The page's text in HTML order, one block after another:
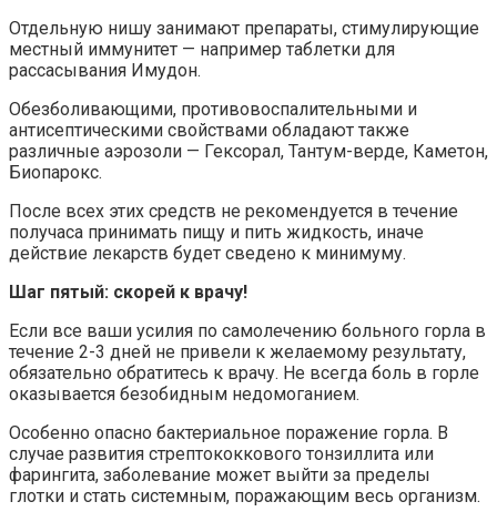
Отдельную нишу занимают препараты, стимулирующие
местный иммунитет — например таблетки для
рассасывания Имудон.
Обезболивающими, противовоспалительными и
антисептическими свойствами обладают также
различные аэрозоли — Гексорал, Тантум-верде, Каметон,
Биопарокс.
После всех этих средств не рекомендуется в течение
получаса принимать пищу и пить жидкость, иначе
действие лекарств будет сведено к минимуму.
Шаг пятый: скорей к врачу!
Если все ваши усилия по самолечению больного горла в
течение 2-3 дней не привели к желаемому результату,
обязательно обратитесь к врачу. Не всегда боль в горле
оказывается безобидным недомоганием.
Особенно опасно бактериальное поражение горла. В
случае развития стрептококкового тонзиллита или
фарингита, заболевание может выйти за пределы
глотки и стать системным, поражающим весь организм.